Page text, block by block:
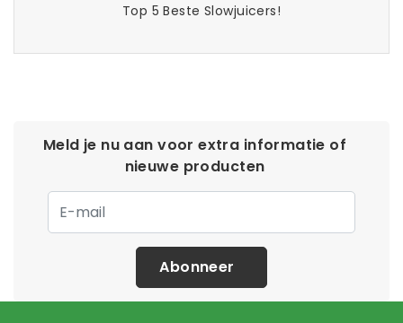
Top 5 Beste Slowjuicers!
Meld je nu aan voor extra informatie of
nieuwe producten
Abonneer